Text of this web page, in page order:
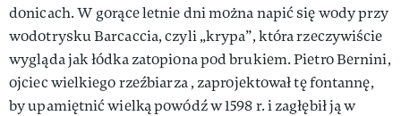
donicach. W gorące letnie dni można napić się wody przy
wodotrysku Barcaccia, czyli „krypa”, która rzeczywiście
wygląda jak łódka zatopiona pod brukiem. Pietro Bernini,
ojciec wielkiego rzeźbiarza , zaprojektował tę fontannę,
by upamiętnić wielką powódź w 1598 r. i zagłębił ją w